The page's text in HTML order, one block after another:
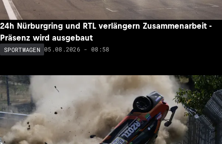
24h Nürburgring und RTL verlängern Zusammenarbeit -
Präsenz wird ausgebaut
SPORTWAGEN 05.08.2026 - 08:58